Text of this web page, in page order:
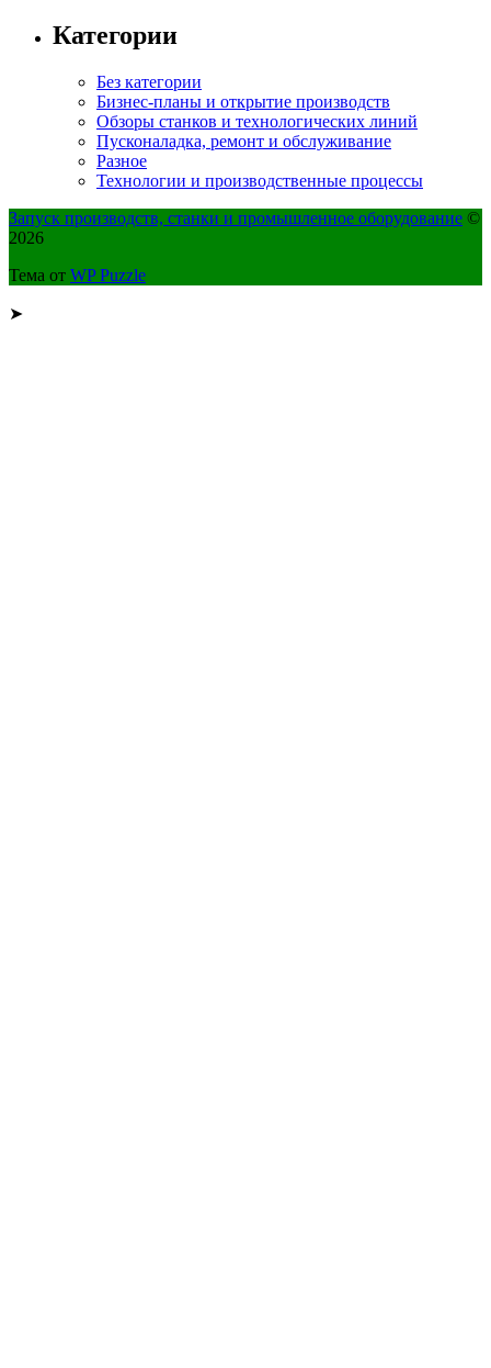
Категории
Без категории
Бизнес-планы и открытие производств
Обзоры станков и технологических линий
Пусконаладка, ремонт и обслуживание
Разное
Технологии и производственные процессы
Запуск производств, станки и промышленное оборудование ©
2026
Тема от WP Puzzle
➤